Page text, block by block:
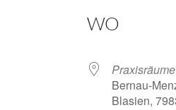
WO
Bernau-
Blasien,